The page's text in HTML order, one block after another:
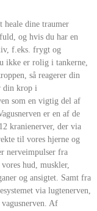
heale dine traumer
og hvis du har en
f.eks. frygt og
ikke er rolig i tankerne,
så reagerer din
din krop i
som en vigtig del af
er en af de
kranienerver, der via
til vores hjerne og
nerveimpulser fra
hud, muskler,
og ansigtet. Samt fra
via lugtenerven,
Af